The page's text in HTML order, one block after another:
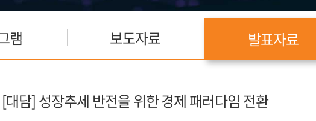
램 보도자료 발표자료
[대담] 성장추세 반전을 위한 경제 패러다임 전환